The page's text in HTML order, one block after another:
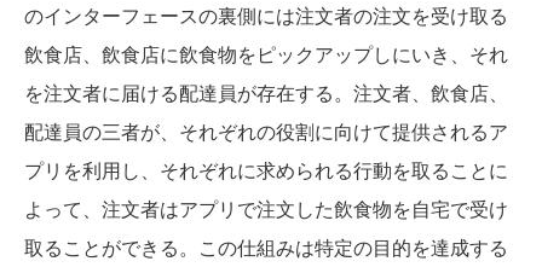
のインターフェースの裏側には注文者の注文を受け取る
飲食店、飲食店に飲食物をピックアップしにいき、それ
を注文者に届ける配達員が存在する。注文者、飲食店、
配達員の三者が、それぞれの役割に向けて提供されるア
プリを利用し、それぞれに求められる行動を取ることに
よって、注文者はアプリで注文した飲食物を自宅で受け
取ることができる。この仕組みは特定の目的を達成する